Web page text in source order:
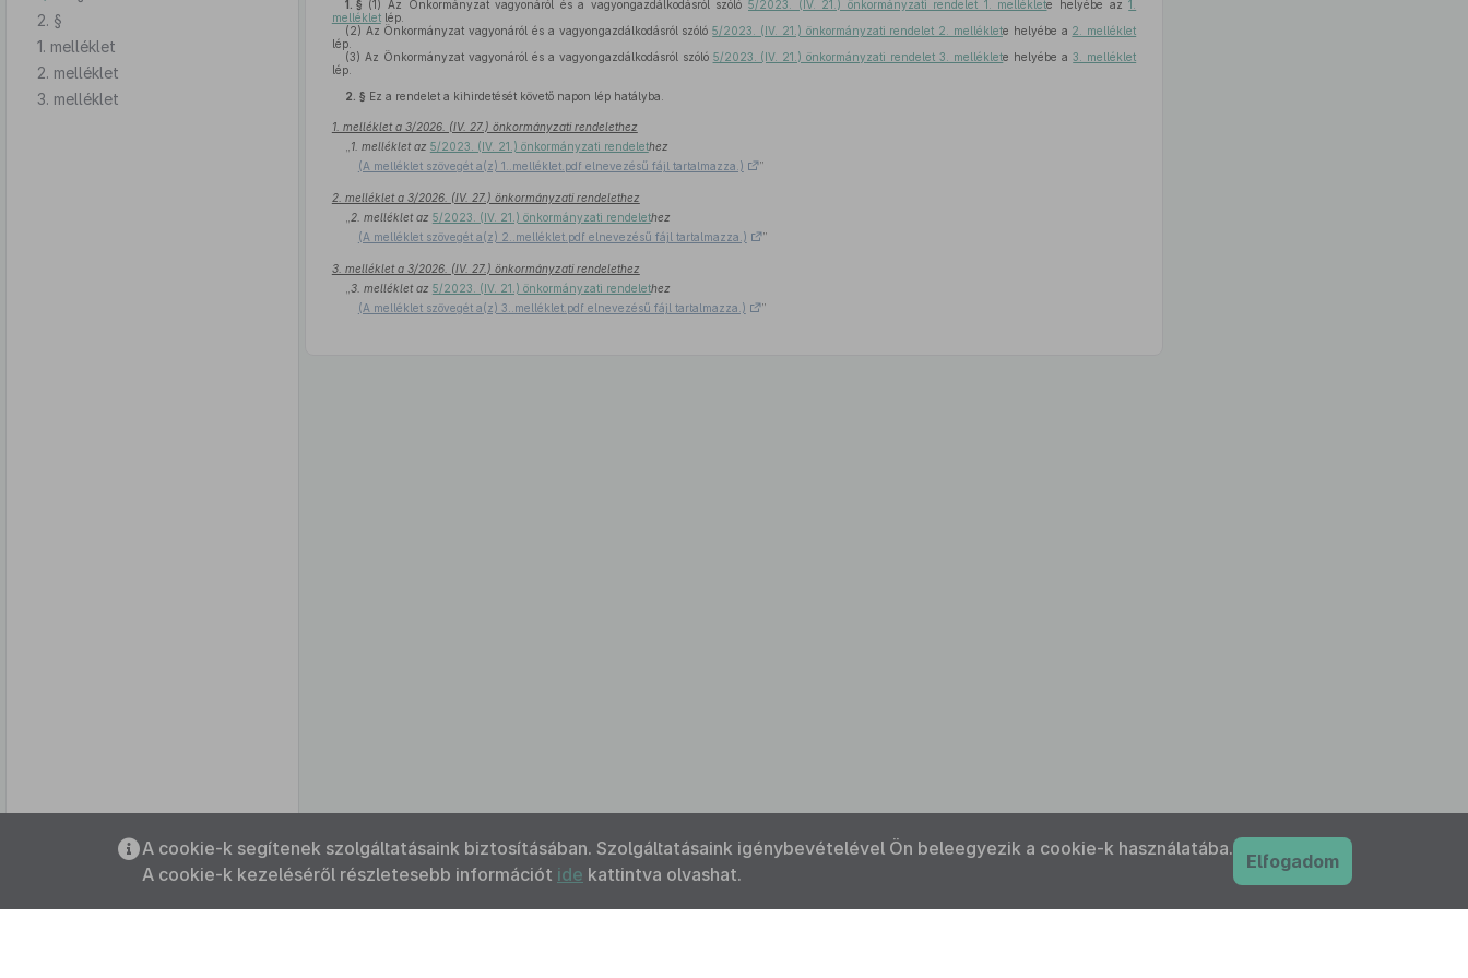
2. §
1. melléklet
2. melléklet
3. melléklet
Az oldalmenübe visszatéréshez
ALT + S billentyűket.
1. § (1) Az Önkormányzat vagyonáról és a vagyongazdálkodásról szóló 5/2023. (IV. 21.) önkormányzati rendelet 1. melléklete helyébe az1.
mellékletlép.
(2) Az Önkormányzat vagyonáról és a vagyongazdálkodásról szóló5/2023. (IV. 21.) önkormányzati rendelet 2. melléklete helyébe a 2. melléklet
lép.
(3) Az Önkormányzat vagyonáról és a vagyongazdálkodásról szóló 5/2023. (IV. 21.) önkormányzati rendelet 3. melléklete helyébe a3. melléklet
lép.
2. § Ez a rendelet a kihirdetését követő napon lép hatályba.
1. melléklet a 3/2026. (IV. 27.) önkormányzati rendelethez
1. melléklet az 5/2023. (IV. 21.) önkormányzati rendelethez
(A melléklet szövegét a(z) 1..melléklet.pdf elnevezésű fájl tartalmazza.)
”
2. melléklet a 3/2026. (IV. 27.) önkormányzati rendelethez
2. melléklet az 5/2023. (IV. 21.) önkormányzati rendelethez
(A melléklet szövegét a(z) 2..melléklet.pdf elnevezésű fájl tartalmazza.)
”
3. melléklet a 3/2026. (IV. 27.) önkormányzati rendelethez
3. melléklet az 5/2023. (IV. 21.) önkormányzati rendelethez
(A melléklet szövegét a(z) 3..melléklet.pdf elnevezésű fájl tartalmazza.)
”
A cookie-k segítenek szolgáltatásaink biztosításában. Szolgáltatásaink igénybevételével Ön beleegyezik a cookie-k használatába.
A cookie-k kezeléséről részletesebb információt ide kattintva olvashat.
Elfogadom